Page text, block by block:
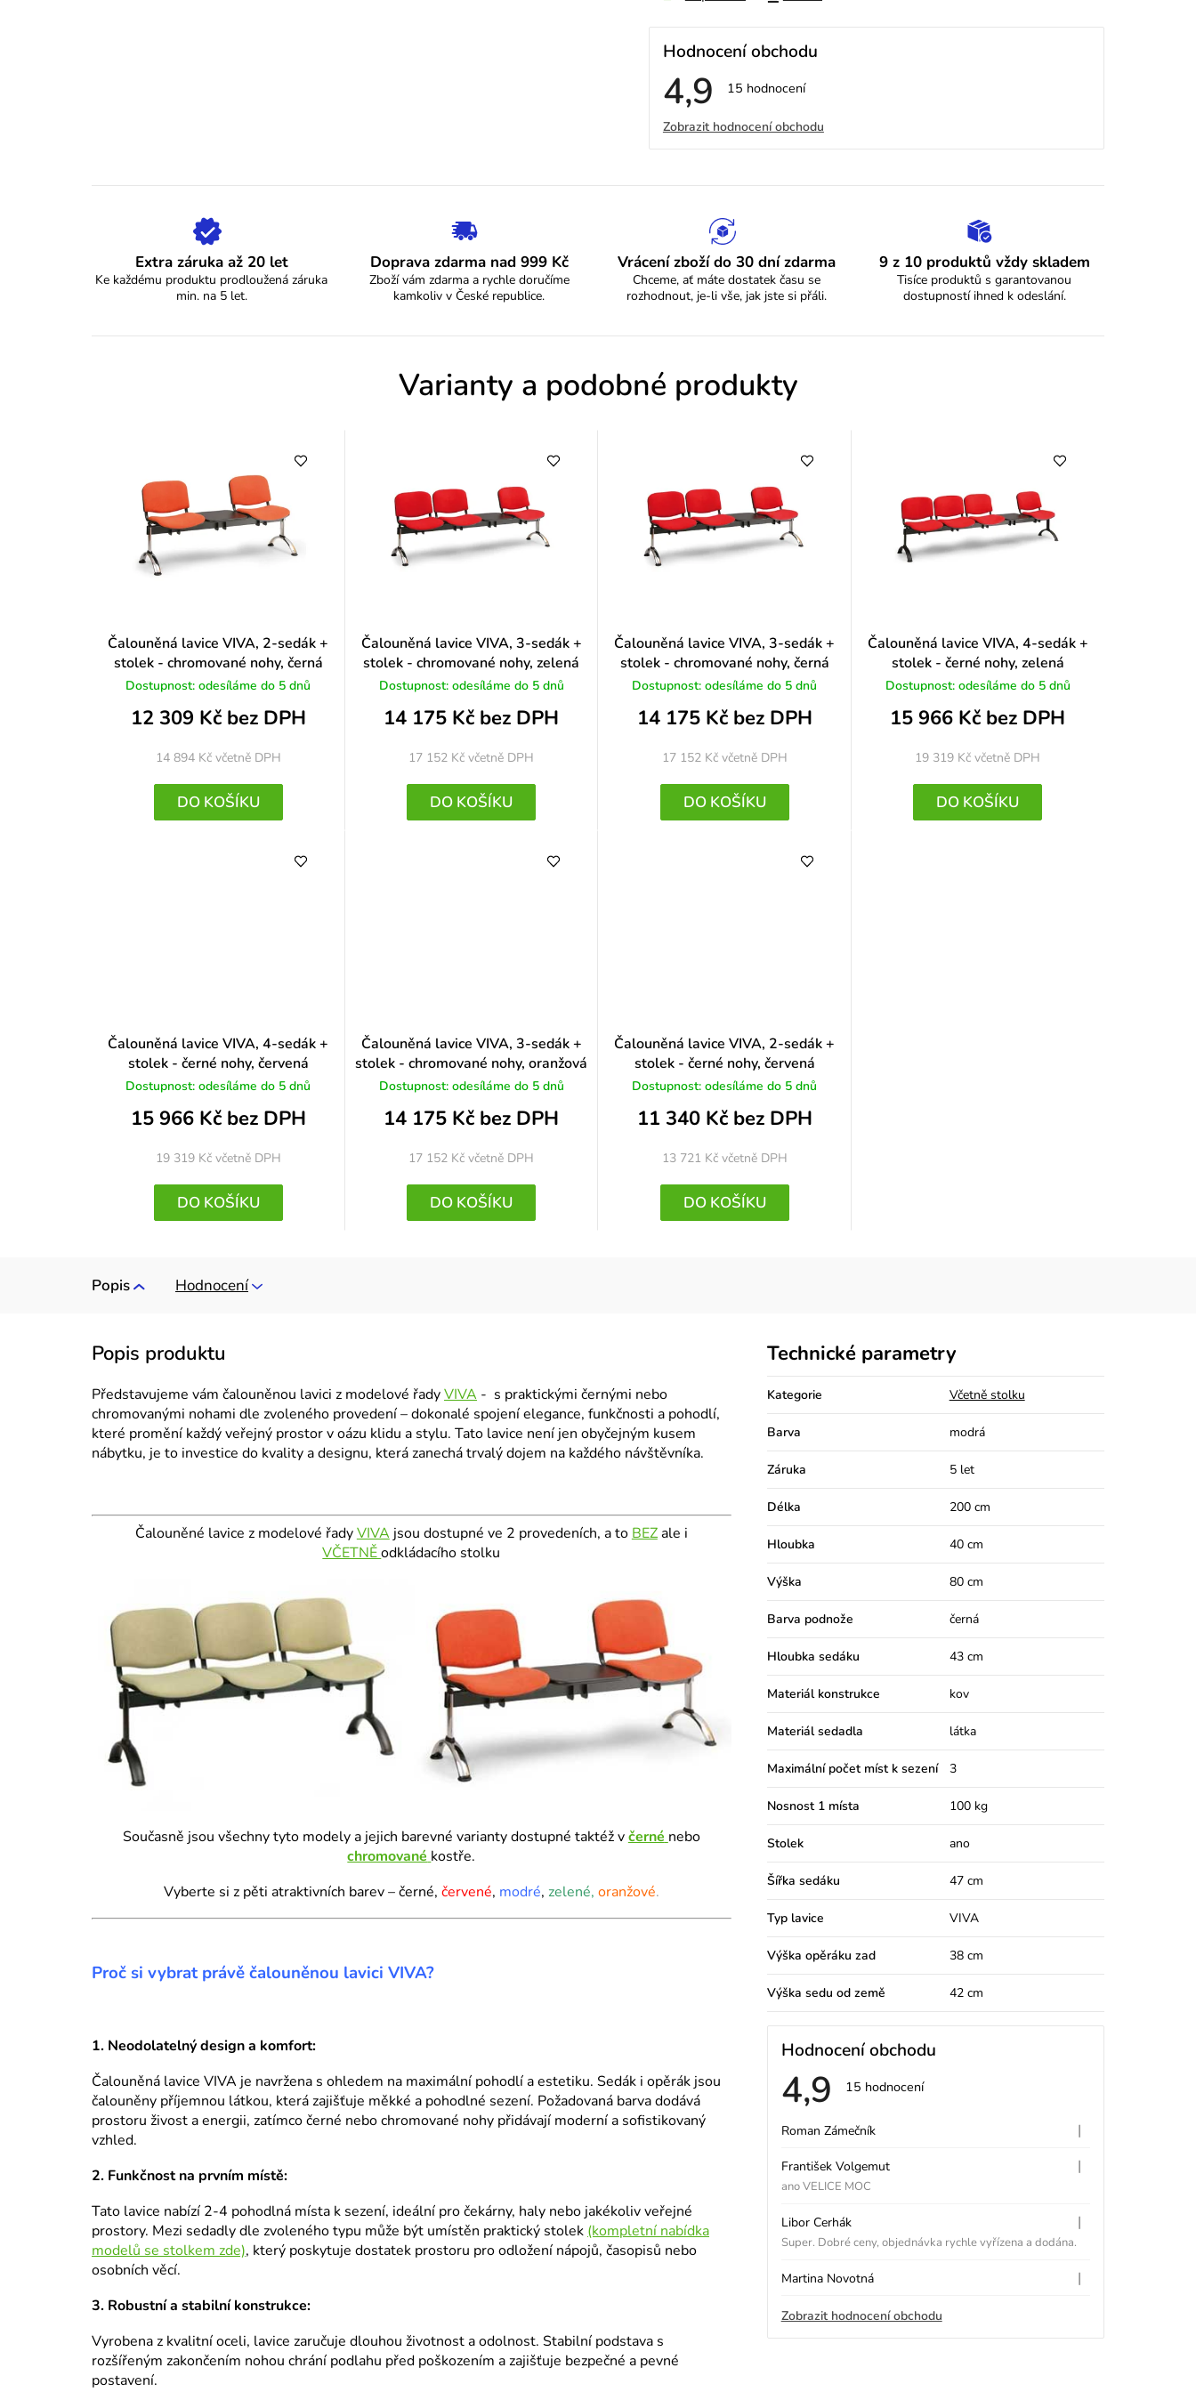
Hodnocení obchodu
4,9 Průměrné
obchodu
je
4,9
hvězdiček.
15 hodnocení
V
ý
p
s
h
o
d
n
c
e
n
Zobrazit hodnocení obchodu
Extra záruka až 20 let
Ke každému produktu prodloužená záruka
min. na 5 let.
Doprava zdarma nad 999 Kč
Zboží vám zdarma a rychle doručíme
kamkoliv v České republice.
Vrácení zboží do 30 dní zdarma
Chceme, ať máte dostatek času se
rozhodnout, je-li vše, jak jste si přáli.
9 z 10 produktů vždy skladem
Tisíce produktů s garantovanou
dostupností ihned k odeslání.
Varianty a podobné produkty
Čalouněná lavice VIVA, 2-sedák +
stolek - chromované nohy, černá
Dostupnost: odesíláme do 5 dnů
12 309 Kč bez DPH
14 894 Kč včetně DPH
DO KOŠÍKU
Čalouněná lavice VIVA, 3-sedák +
stolek - chromované nohy, zelená
Dostupnost: odesíláme do 5 dnů
14 175 Kč bez DPH
17 152 Kčvčetně DPH
DO KOŠÍKU
Čalouněná lavice VIVA, 3-sedák +
stolek - chromované nohy, černá
Dostupnost: odesíláme do 5 dnů
14 175 Kč bez DPH
17 152 Kč včetně DPH
DO KOŠÍKU
Čalouněná lavice VIVA, 4-sedák +
stolek - černé nohy, zelená
Dostupnost: odesíláme do 5 dnů
15 966 Kč bez DPH
19 319 Kčvčetně DPH
DO KOŠÍKU
Čalouněná lavice VIVA, 4-sedák +
stolek - černé nohy, červená
Dostupnost: odesíláme do 5 dnů
15 966 Kč bez DPH
19 319 Kč včetně DPH
DO KOŠÍKU
Čalouněná lavice VIVA, 3-sedák +
stolek - chromované nohy, oranžová
Dostupnost: odesíláme do 5 dnů
14 175 Kč bez DPH
17 152 Kčvčetně DPH
DO KOŠÍKU
Čalouněná lavice VIVA, 2-sedák +
stolek - černé nohy, červená
Dostupnost: odesíláme do 5 dnů
11 340 Kč bez DPH
13 721 Kč včetně DPH
DO KOŠÍKU
Popis Hodnocení
Představujeme vám čalouněnou lavici z modelové řadyVIVA - s praktickými černými nebo
chromovanými nohami dle zvoleného provedení – dokonalé spojení elegance, funkčnosti a pohodlí,
které promění každý veřejný prostor v oázu klidu a stylu. Tato lavice není jen obyčejným kusem
nábytku, je to investice do kvality a designu, která zanechá trvalý dojem na každého návštěvníka.
Čalouněné lavice z modelové řadyVIVA jsou dostupné ve 2 provedeních, a to BEZale i
VČETNĚodkládacího stolku
Současně jsou všechny tyto modely a jejich barevné varianty dostupné taktéž včerné nebo
chromované kostře.
Vyberte si z pěti atraktivních barev – černé, červené, modré, zelené, oranžové.
Proč si vybrat právě čalouněnou lavici VIVA?
1. Neodolatelný design a komfort:
Čalouněná lavice VIVA je navržena s ohledem na maximální pohodlí a estetiku. Sedák i opěrák jsou
čalouněny příjemnou látkou, která zajišťuje měkké a pohodlné sezení. Požadovaná barva dodává
prostoru živost a energii, zatímco černé nebo chromované nohy přidávají moderní a sofistikovaný
vzhled.
2. Funkčnost na prvním místě:
Tato lavice nabízí 2-4 pohodlná místa k sezení, ideální pro čekárny, haly nebo jakékoliv veřejné
prostory. Mezi sedadly dle zvoleného typu může být umístěn praktický stolek (kompletní nabídka
modelů se stolkem zde), který poskytuje dostatek prostoru pro odložení nápojů, časopisů nebo
osobních věcí.
3. Robustní a stabilní konstrukce:
Vyrobena z kvalitní oceli, lavice zaručuje dlouhou životnost a odolnost. Stabilní podstava s
rozšířeným zakončením nohou chrání podlahu před poškozením a zajišťuje bezpečné a pevné
postavení.
Technické parametry
Kategorie Včetně stolku
Barva modrá
Záruka 5 let
Délka 200 cm
Hloubka 40 cm
Výška 80 cm
Barva podnože černá
Hloubka sedáku 43 cm
Materiál konstrukce kov
Materiál sedadla látka
Maximální počet míst k sezení 3
Nosnost 1 místa 100 kg
Stolek ano
Šířka sedáku 47 cm
Typ lavice VIVA
Výška opěráku zad 38 cm
Výška sedu od země 42 cm
Hodnocení obchodu
4,9 Průměrné
je
z
5
hvězdiček.
15 hodnocení
V
ý
p
i
s
h
o
Roman Zámečník Hodnocení obchodu je 5 z 5
|
František Volgemut Hodnocení obchodu je 5 z 5
|
ano VELICE MOC
Libor Cerhák Hodnocení obchodu je 5 z 5
|
Super. Dobré ceny, objednávka rychle vyřízena a dodána.
Martina Novotná Hodnocení obchodu je 5 z 5
|
Zobrazit hodnocení obchodu